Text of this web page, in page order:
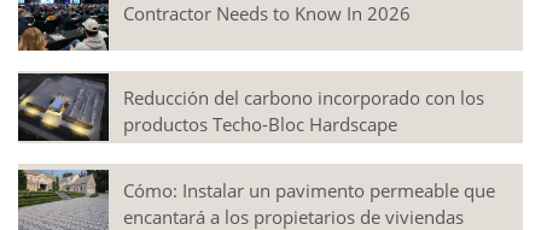
Contractor Needs to Know In 2026
Reducción del carbono incorporado con los
productos Techo-Bloc Hardscape
Cómo: Instalar un pavimento permeable que
encantará a los propietarios de viviendas